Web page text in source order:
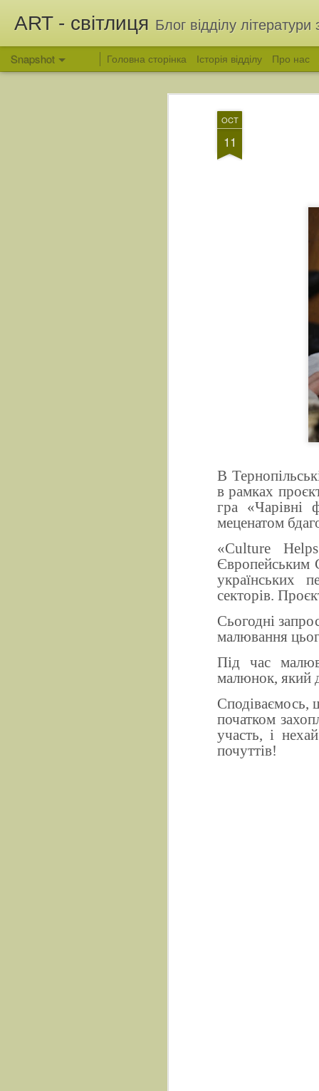
OCT
11
В
в рамках
гра «Чарівні
меценатом
«Culture
Європейським
українських
секторів.
Сьогодні
малювання
Під час
малюнок, який
Сподіваємось,
початком
участь, і
почуттів!
ART - світлиця Блог відділу
Snapshot Головна сторінка Історія відділу Про нас
Людина, яка